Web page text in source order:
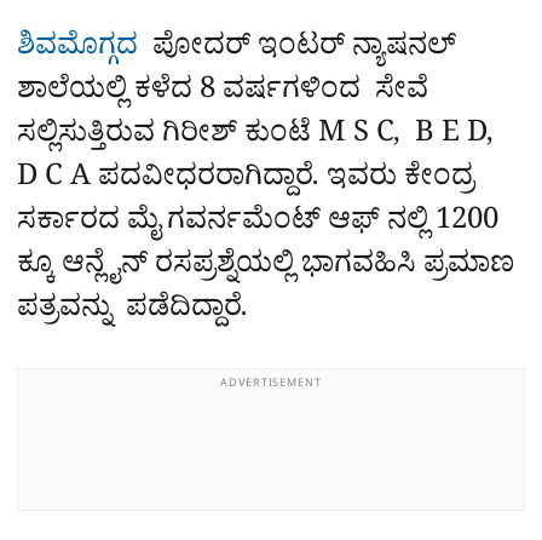
ಶಿವಮೊಗ್ಗದ ಪೋದರ್‌ ಇಂಟರ್‌ ನ್ಯಾಷನಲ್‌
ಶಾಲೆಯಲ್ಲಿ ಕಳೆದ 8 ವರ್ಷಗಳಿಂದ ಸೇವೆ
ಸಲ್ಲಿಸುತ್ತಿರುವ ಗಿರೀಶ್ ಕುಂಟೆ M S C, B E D,
D C A ಪದವೀಧರರಾಗಿದ್ದಾರೆ. ಇವರು ಕೇಂದ್ರ
ಸರ್ಕಾರದ ಮೈ ಗವರ್ನಮೆಂಟ್ ಆಫ್ ನಲ್ಲಿ 1200
ಕ್ಕೂ ಆನ್ಲೈನ್ ರಸಪ್ರಶ್ನೆಯಲ್ಲಿ ಭಾಗವಹಿಸಿ ಪ್ರಮಾಣ
ಪತ್ರವನ್ನು ಪಡೆದಿದ್ದಾರೆ.
ADVERTISEMENT